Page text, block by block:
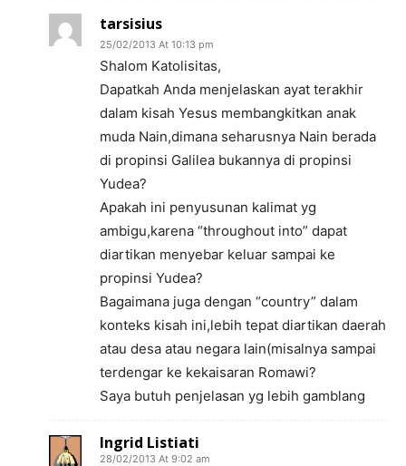
tarsisius
25/02/2013 At 10:13 pm
Shalom Katolisitas,
Dapatkah Anda menjelaskan ayat terakhir
dalam kisah Yesus membangkitkan anak
muda Nain,dimana seharusnya Nain berada
di propinsi Galilea bukannya di propinsi
Yudea?
Apakah ini penyusunan kalimat yg
ambigu,karena “throughout into” dapat
diartikan menyebar keluar sampai ke
propinsi Yudea?
Bagaimana juga dengan “country” dalam
konteks kisah ini,lebih tepat diartikan daerah
atau desa atau negara lain(misalnya sampai
terdengar ke kekaisaran Romawi?
Saya butuh penjelasan yg lebih gamblang
Ingrid Listiati
28/02/2013 At 9:02 am